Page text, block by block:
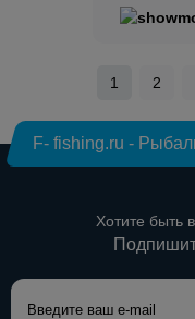
1 2
F- fishing.ru -
Хотите быть